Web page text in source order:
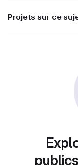
Projets sur ce